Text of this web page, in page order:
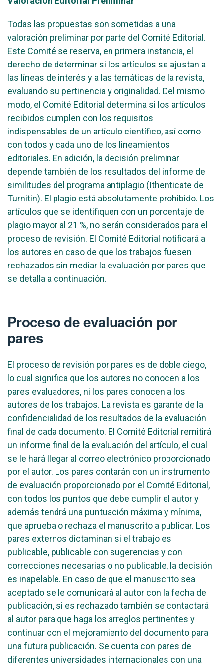
Todas las propuestas son sometidas a una
valoración preliminar por parte del Comité Editorial.
Este Comité se reserva, en primera instancia, el
derecho de determinar si los artículos se ajustan a
las líneas de interés y a las temáticas de la revista,
evaluando su pertinencia y originalidad. Del mismo
modo, el Comité Editorial determina si los artículos
recibidos cumplen con los requisitos
indispensables de un artículo científico, así como
con todos y cada uno de los lineamientos
editoriales. En adición, la decisión preliminar
depende también de los resultados del informe de
similitudes del programa antiplagio (Ithenticate de
Turnitin). El plagio está absolutamente prohibido. Los
artículos que se identifiquen con un porcentaje de
plagio mayor al 21 %, no serán considerados para el
proceso de revisión. El Comité Editorial notificará a
los autores en caso de que los trabajos fuesen
rechazados sin mediar la evaluación por pares que
se detalla a continuación.
Proceso de evaluación por
pares
El proceso de revisión por pares es de doble ciego,
lo cual significa que los autores no conocen a los
pares evaluadores, ni los pares conocen a los
autores de los trabajos. La revista es garante de la
confidencialidad de los resultados de la evaluación
final de cada documento. El Comité Editorial remitirá
un informe final de la evaluación del artículo, el cual
se le hará llegar al correo electrónico proporcionado
por el autor. Los pares contarán con un instrumento
de evaluación proporcionado por el Comité Editorial,
con todos los puntos que debe cumplir el autor y
además tendrá una puntuación máxima y mínima,
que aprueba o rechaza el manuscrito a publicar. Los
pares externos dictaminan si el trabajo es
publicable, publicable con sugerencias y con
correcciones necesarias o no publicable, la decisión
es inapelable. En caso de que el manuscrito sea
aceptado se le comunicará al autor con la fecha de
publicación, si es rechazado también se contactará
al autor para que haga los arreglos pertinentes y
continuar con el mejoramiento del documento para
una futura publicación. Se cuenta con pares de
diferentes universidades internacionales con una